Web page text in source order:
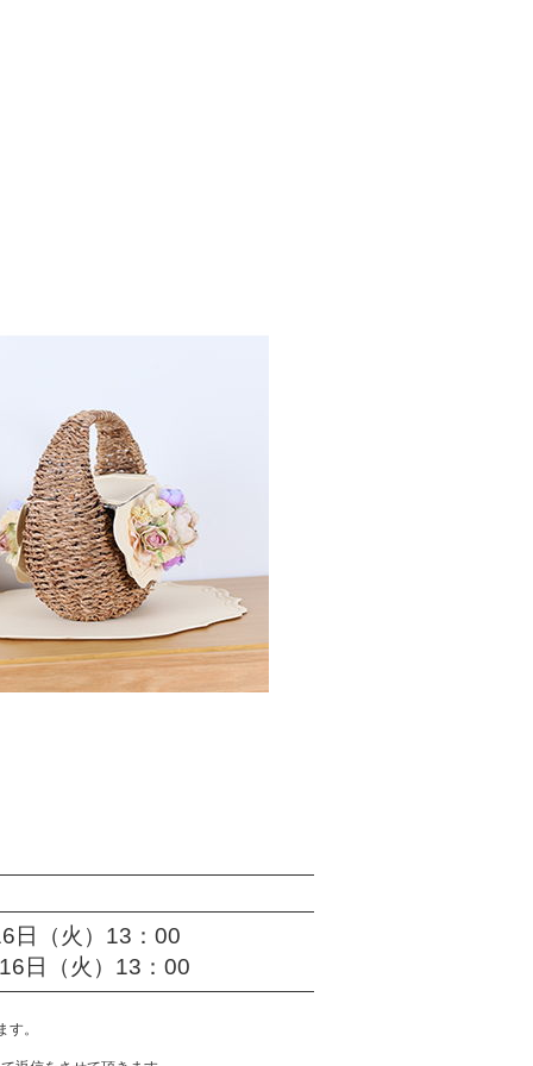
日（火）13：00
日（火）13：00
。